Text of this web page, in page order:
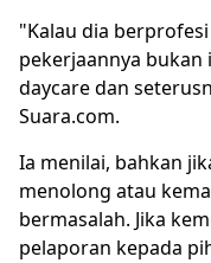
"Kalau dia
pekerjaannya
daycare dan
Suara.com.
Ia menilai, bahkan
menolong atau
bermasalah. Jika
pelaporan kepada